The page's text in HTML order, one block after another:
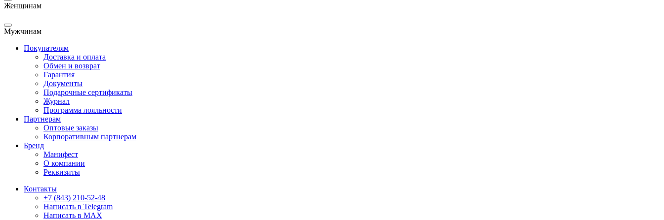
Женщинам
Мужчинам
Покупателям
Доставка и оплата
Обмен и возврат
Гарантия
Документы
Подарочные сертификаты
Журнал
Программа лояльности
Партнерам
Оптовые заказы
Корпоративным партнерам
Бренд
Манифест
О компании
Реквизиты
Контакты
+7 (843) 210-52-48
Написать в Telegram
Написать в MAX